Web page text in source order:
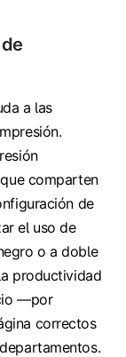
a las
comparten
de
el uso de
o a doble
productividad
—por
correctos